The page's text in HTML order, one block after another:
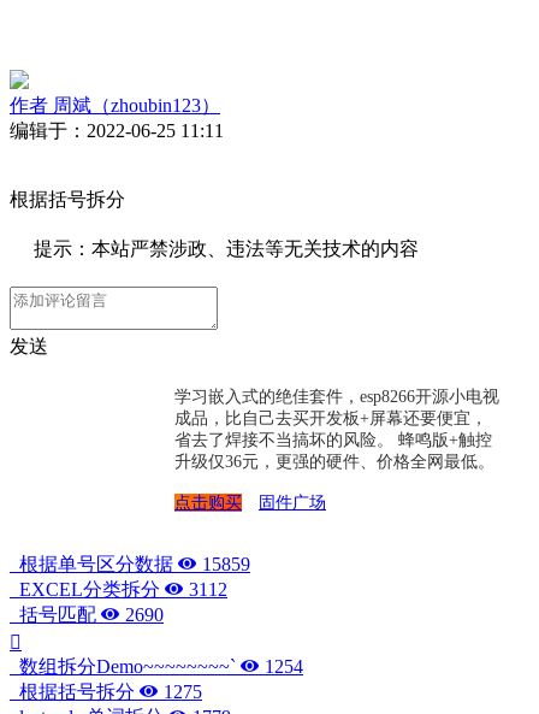
作者 周斌（zhoubin123）
编辑于：2022-06-25 11:11
根据括号拆分
提示：本站严禁涉政、违法等无关技术的内容
发送
学习嵌入式的绝佳套件，esp8266开源小电视
成品，比自己去买开发板+屏幕还要便宜，
省去了焊接不当搞坏的风险。 蜂鸣版+触控
升级仅36元，更强的硬件、价格全网最低。
点击购买 固件广场
根据单号区分数据
15859
EXCEL分类拆分
3112
括号匹配
2690
数组拆分Demo~~~~~~~~`
1254
根据括号拆分
1275